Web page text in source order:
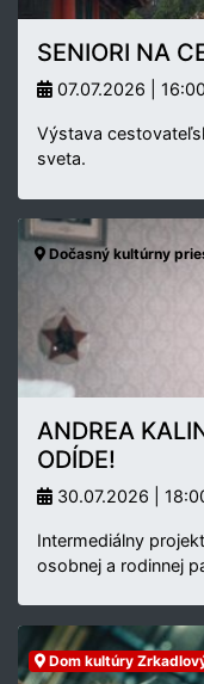
SENIORI NA
07.07.2026 | 16:00
Výstava
sveta.
Dočasný kultúrny
ANDREA
ODÍDE!
30.07.2026 |
Intermediálny
osobnej a rodinnej
Dom kultúry